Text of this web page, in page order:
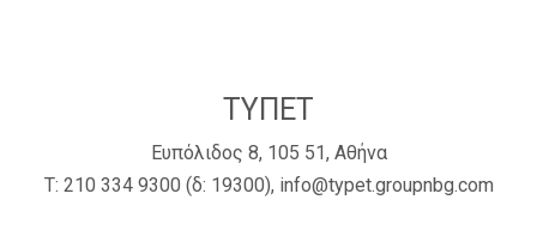
ΤΥΠΕΤ
Ευπόλιδος 8, 105 51, Αθήνα
Τ: 210 334 9300 (δ: 19300), info@typet.groupnbg.com